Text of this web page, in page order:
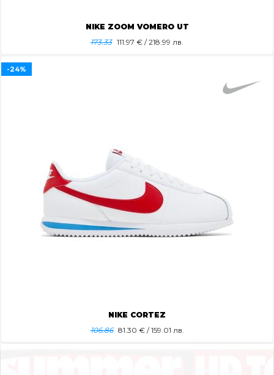
NIKE ZOOM VOMERO UT
173.33 111.97 € / 218.99 лв.
NIKE CORTEZ
106.86 81.30 € / 159.01 лв.
-24%